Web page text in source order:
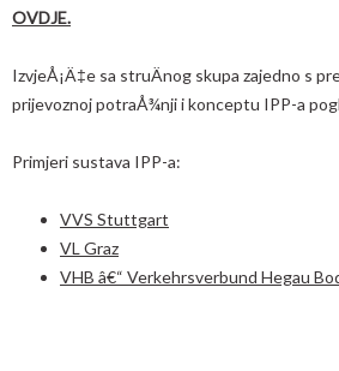
OVDJE.
IzvjeÅ¡Ä‡e sa struÄnog skupa zajedno s
prijevoznoj potraÅ¾nji i konceptu IPP-a
Primjeri sustava IPP-a:
VVS Stuttgart
VL Graz
VHB â€“ Verkehrsverbund Hegau